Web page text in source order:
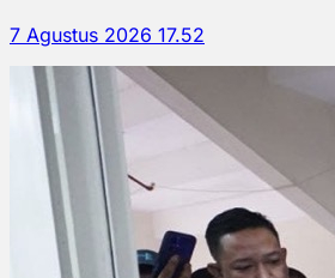
7 Agustus 2026 17.52